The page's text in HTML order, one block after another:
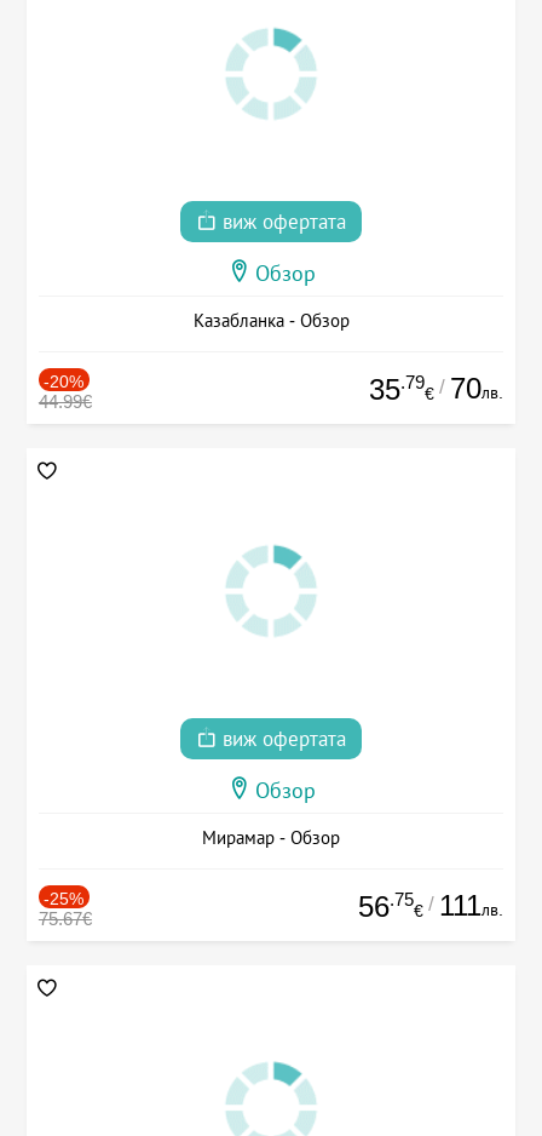
виж офертата
Обзор
Казабланка - Обзор
-20%
44.99€ 35.79
€ / 70лв.
виж офертата
Обзор
Мирамар - Обзор
-25%
75.67€ 56.75
€ / 111лв.